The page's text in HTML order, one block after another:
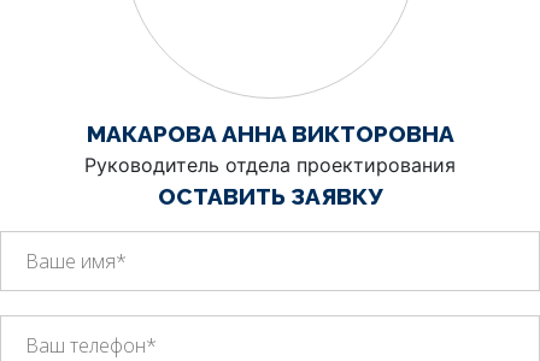
МАКАРОВА АННА ВИКТОРОВНА
Руководитель отдела проектирования
ОСТАВИТЬ ЗАЯВКУ